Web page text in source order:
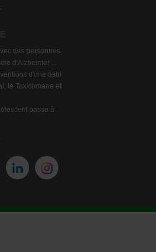
des personnes
d'Alzheimer ...
d'une asbl
le Toxicomane et
passe à